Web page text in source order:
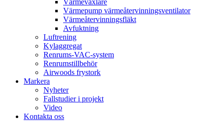
Värmeväxlare
Värmepump värmeåtervinningsventilator
Värmeåtervinningsfläkt
Avfuktning
Luftrening
Kylaggregat
Renrums-VAC-system
Renrumstillbehör
Airwoods frystork
Markera
Nyheter
Fallstudier i projekt
Video
Kontakta oss